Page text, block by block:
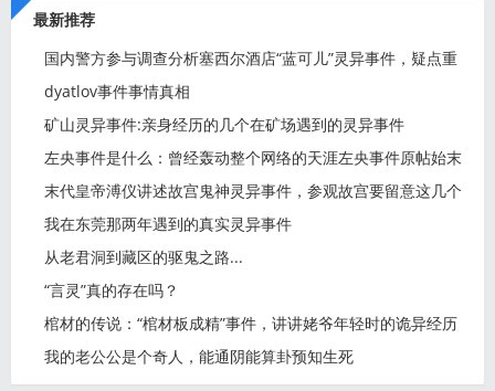
最新推荐
国内警方参与调查分析塞西尔酒店“蓝可儿”灵异事件，疑点重
dyatlov事件事情真相
矿山灵异事件:亲身经历的几个在矿场遇到的灵异事件
左央事件是什么：曾经轰动整个网络的天涯左央事件原帖始末
末代皇帝溥仪讲述故宫鬼神灵异事件，参观故宫要留意这几个
地
我在东莞那两年遇到的真实灵异事件
从老君洞到藏区的驱鬼之路...
“言灵”真的存在吗？
棺材的传说：“棺材板成精”事件，讲讲姥爷年轻时的诡异经历
我的老公公是个奇人，能通阴能算卦预知生死